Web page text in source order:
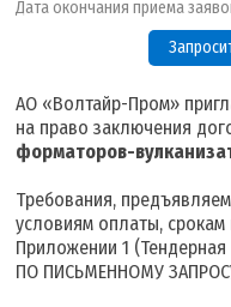
Дата окончания приема
АО «Волтайр-Пром»
на право заключения
форматоров-
Требования,
условиям оплаты, срокам
Приложении 1
ПО ПИСЬМЕННОМУ